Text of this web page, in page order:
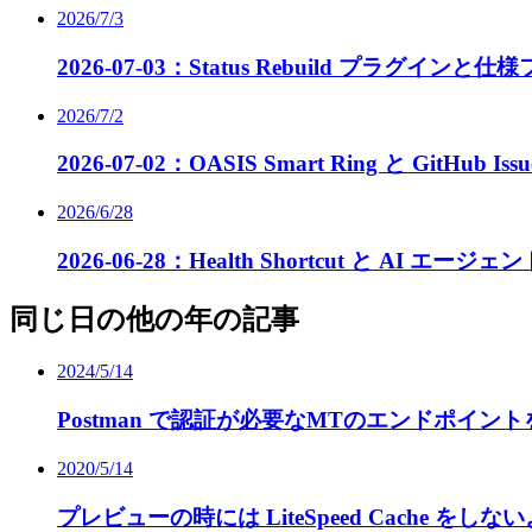
2026/7/3
2026-07-03：Status Rebuild プラグインと仕様
2026/7/2
2026-07-02：OASIS Smart Ring と GitHub
2026/6/28
2026-06-28：Health Shortcut と AI エージェン
同じ日の他の年の記事
2024/5/14
Postman で認証が必要なMTのエンドポイン
2020/5/14
プレビューの時には LiteSpeed Cache をしな